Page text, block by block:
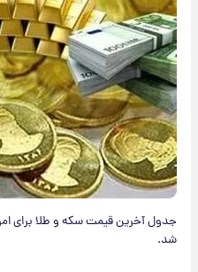
شد.